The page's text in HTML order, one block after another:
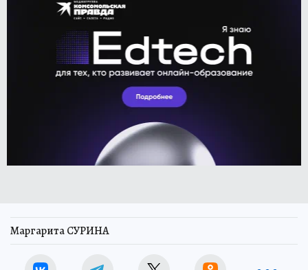
Маргарита СУРИНА